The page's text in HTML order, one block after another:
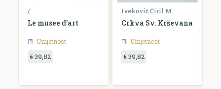
/
Le musee d'art
Umjetnost
€ 39,82
Iveković Ćiril M.
Crkva Sv. Krševana
Umjetnost
€ 39,82